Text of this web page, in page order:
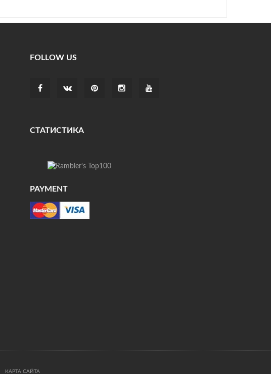
FOLLOW US
СТАТИСТИКА
PAYMENT
КАРТА САЙТА